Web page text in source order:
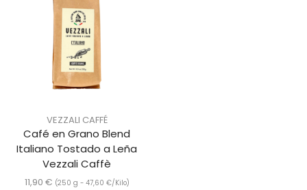
VEZZALI CAFFÉ
Café en Grano Blend
Italiano Tostado a Leña
Vezzali Caffè
11,90 € (250 g - 47,60 €/Kilo)